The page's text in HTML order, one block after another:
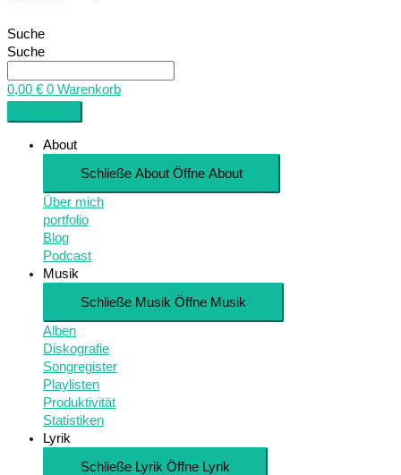
Suche
Suche
0,00 € 0 Warenkorb
About
Schließe About Öffne About
Über mich
portfolio
Blog
Podcast
Musik
Schließe Musik Öffne Musik
Alben
Diskografie
Songregister
Playlisten
Produktivität
Statistiken
Lyrik
Schließe Lyrik Öffne Lyrik